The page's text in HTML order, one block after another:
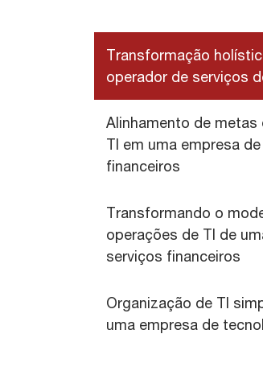
Transformação
operador de serviços
Alinhamento de metas
TI em uma empresa
financeiros
Transformando o
operações de TI de
serviços financeiros
Organização de TI
uma empresa de